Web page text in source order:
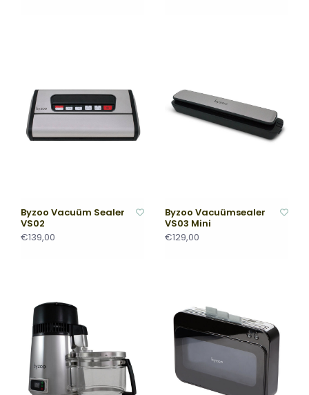
Byzoo Vacuüm Sealer
VS02
€139,00
Byzoo Vacuümsealer
VS03 Mini
€129,00